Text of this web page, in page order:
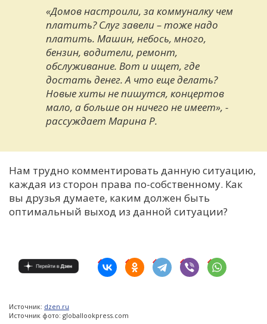
«Домов настроили, за коммуналку чем
платить? Слуг завели – тоже надо
платить. Машин, небось, много,
бензин, водители, ремонт,
обслуживание. Вот и ищет, где
достать денег. А что еще делать?
Новые хиты не пишутся, концертов
мало, а больше он ничего не имеет», -
рассуждает Марина Р.
Нам трудно комментировать данную ситуацию,
каждая из сторон права по-собственному. Как
вы друзья думаете, каким должен быть
оптимальный выход из данной ситуации?
Источник: dzen.ru
Источник фото: globallookpress.com